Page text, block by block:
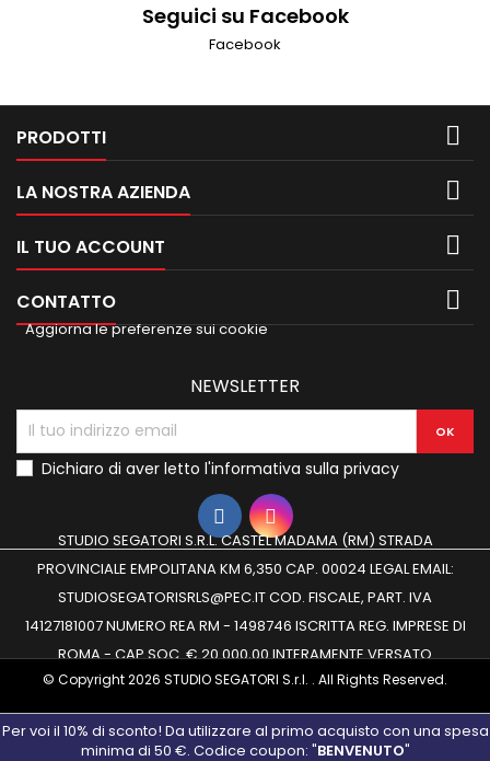
Per voi il 10% di sconto! Da utilizzare al primo acquisto con una spesa
minima di 50 €. Codice coupon: "BENVENUTO"
Seguici su Facebook
Facebook
PRODOTTI 
LA NOSTRA AZIENDA 
IL TUO ACCOUNT 
CONTATTO 
Aggiorna le preferenze sui cookie
NEWSLETTER
Dichiaro di aver letto l'informativa sulla privacy
STUDIO SEGATORI S.R.L. CASTEL MADAMA (RM) STRADA
PROVINCIALE EMPOLITANA KM 6,350 CAP. 00024 LEGAL EMAIL:
STUDIOSEGATORISRLS@PEC.IT COD. FISCALE, PART. IVA
14127181007 NUMERO REA RM - 1498746 ISCRITTA REG. IMPRESE DI
ROMA - CAP.SOC. € 20.000,00 INTERAMENTE VERSATO
© Copyright 2026 STUDIO SEGATORI S.r.l. . All Rights Reserved.